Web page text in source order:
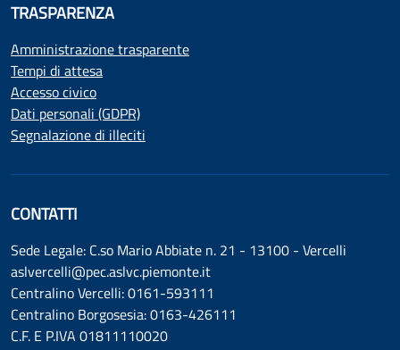
TRASPARENZA
Amministrazione trasparente
Tempi di attesa
Accesso civico
Dati personali (GDPR)
Segnalazione di illeciti
CONTATTI
Sede Legale: C.so Mario Abbiate n. 21 - 13100 - Vercelli
aslvercelli@pec.aslvc.piemonte.it
Centralino Vercelli: 0161-593111
Centralino Borgosesia: 0163-426111
C.F. E P.IVA 01811110020